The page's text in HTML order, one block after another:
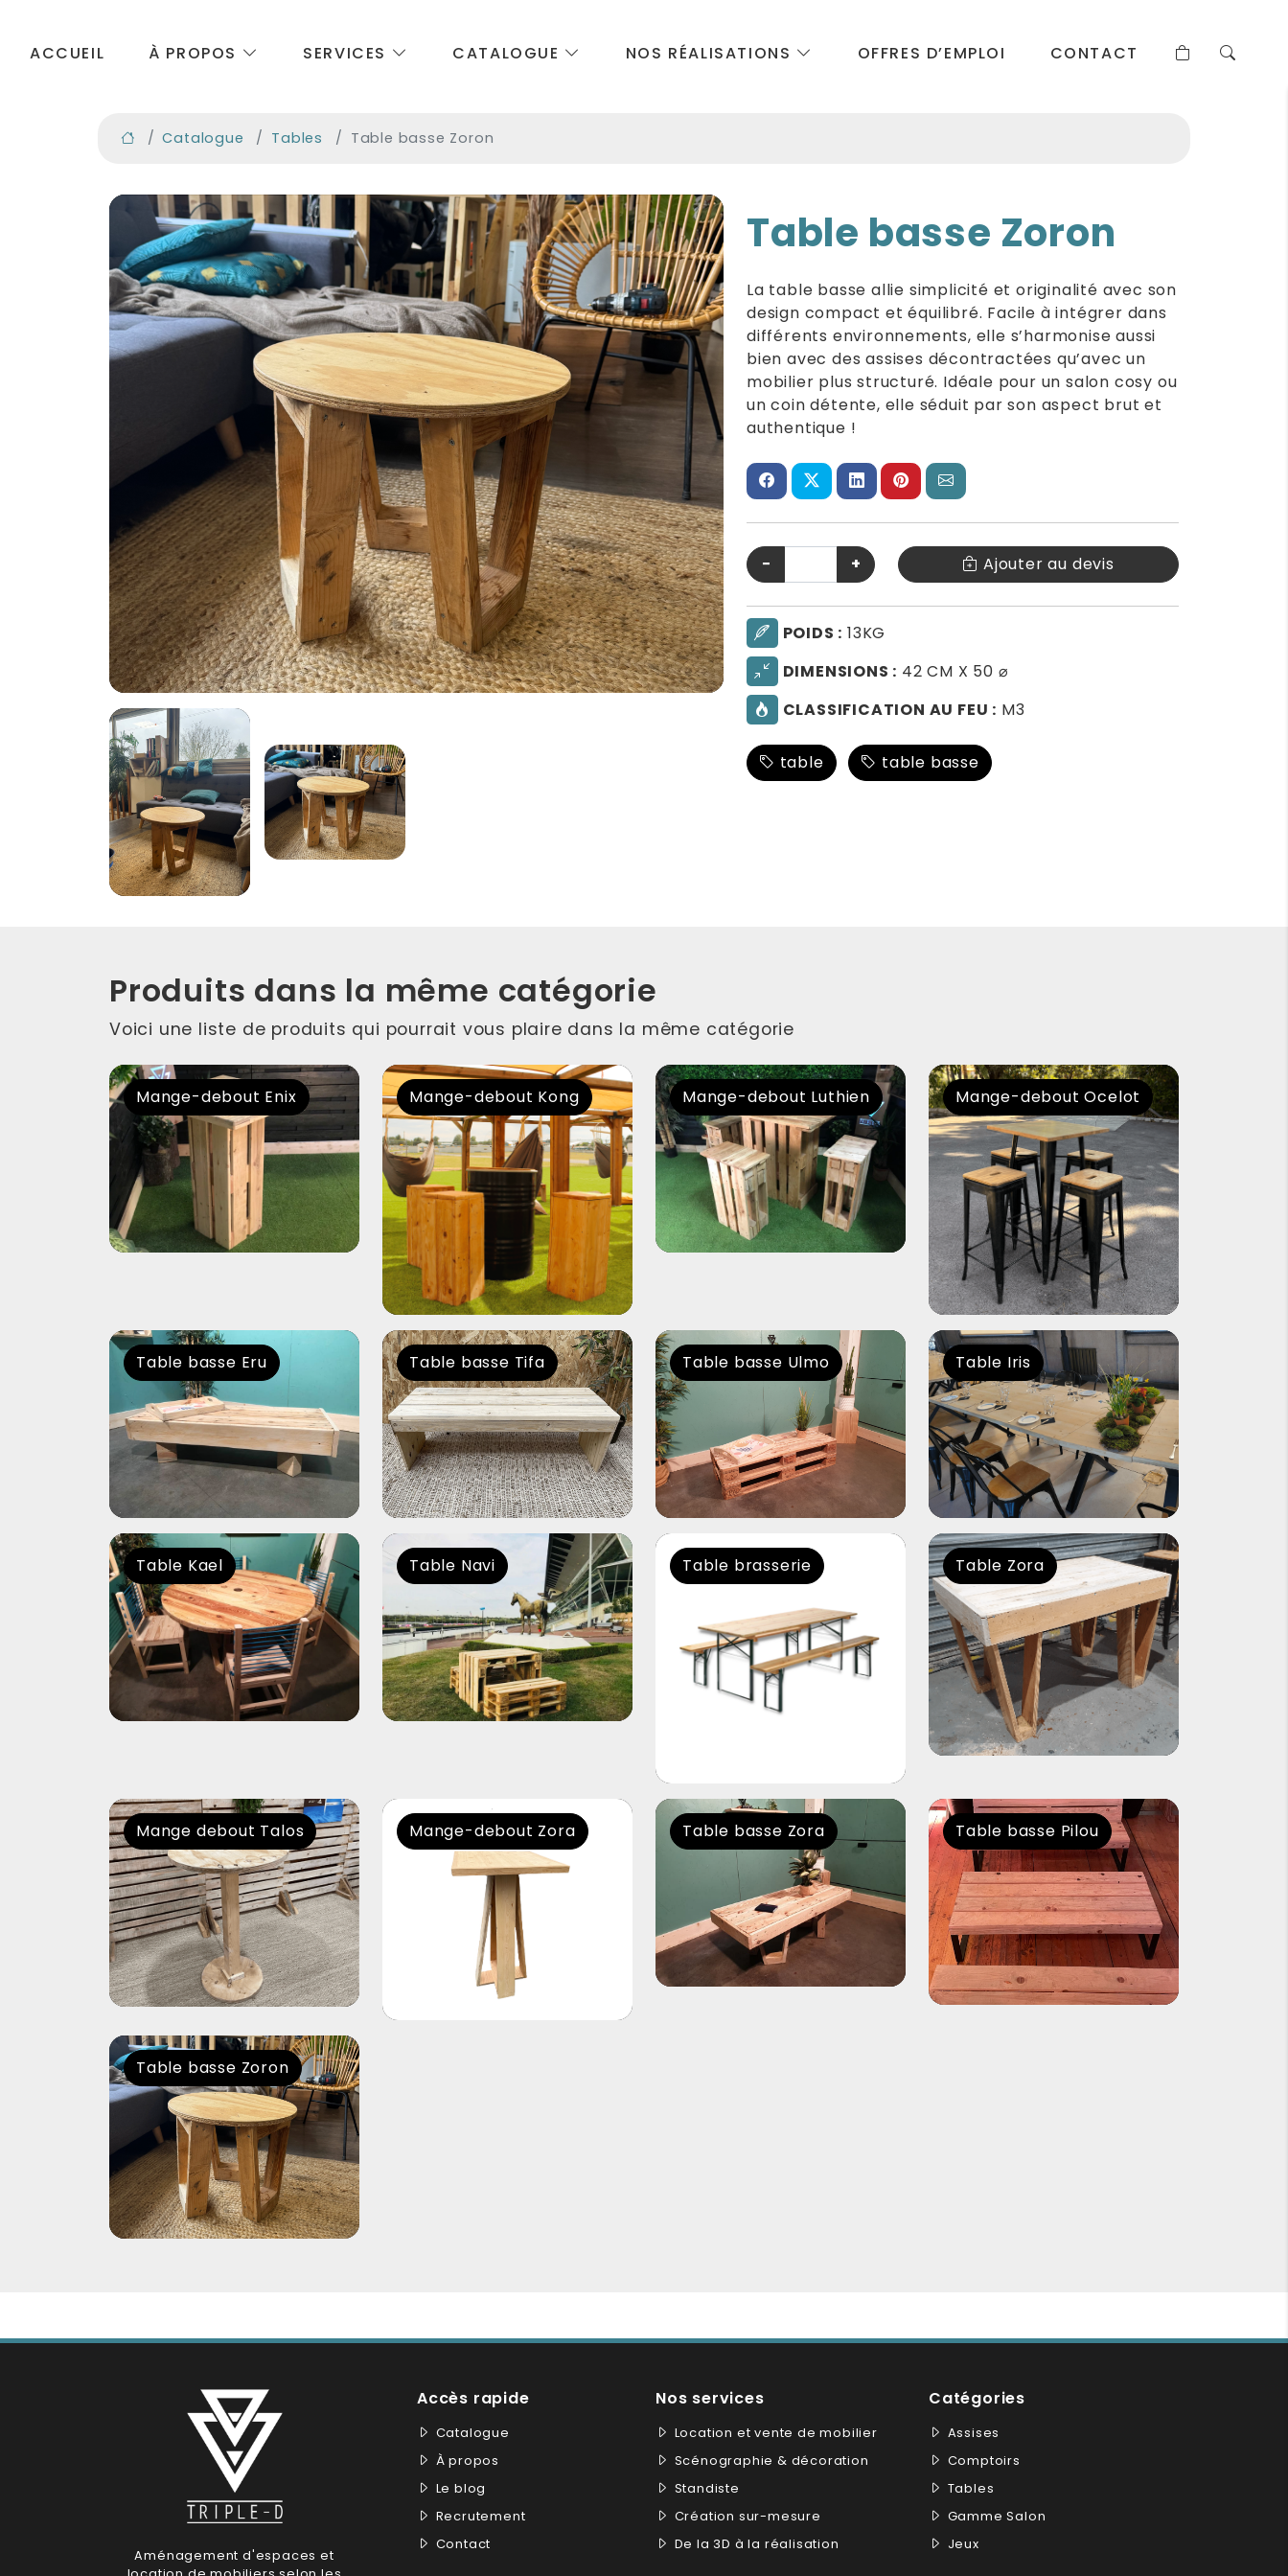
ACCUEIL À PROPOS SERVICES CATALOGUE NOS RÉALISATIONS OFFRES D’EMPLOI CONTACT
Catalogue Tables Table basse Zoron
Table basse Zoron
La table basse allie simplicité et originalité avec son
design compact et équilibré. Facile à intégrer dans
différents environnements, elle s’harmonise aussi
bien avec des assises décontractées qu’avec un
mobilier plus structuré. Idéale pour un salon cosy ou
un coin détente, elle séduit par son aspect brut et
authentique !
− + Ajouter au devis
POIDS : 13KG
DIMENSIONS : 42 CM X 50 ⌀
CLASSIFICATION AU FEU : M3
table table basse
Produits dans la même catégorie
Voici une liste de produits qui pourrait vous plaire dans la même catégorie
Mange-debout Enix Mange-debout Kong Mange-debout Luthien Mange-debout Ocelot
Table basse Eru Table basse Tifa Table basse Ulmo Table Iris
Table Kael Table Navi Table brasserie Table Zora
Mange debout Talos Mange-debout Zora Table basse Zora Table basse Pilou
Table basse Zoron
Aménagement d'espaces et
Accès rapide
Catalogue
À propos
Le blog
Recrutement
Contact
Nos services
Location et vente de mobilier
Scénographie & décoration
Standiste
Création sur-mesure
De la 3D à la réalisation
Catégories
Assises
Comptoirs
Tables
Gamme Salon
Jeux